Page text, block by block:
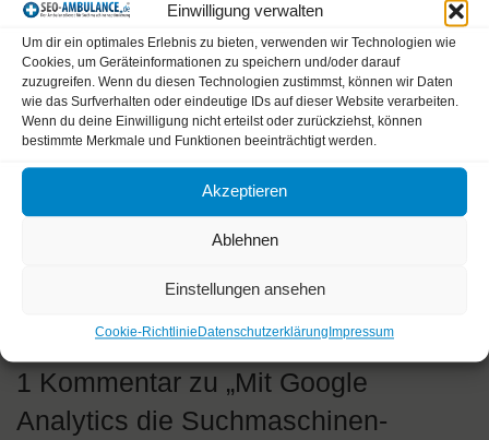
Einwilligung verwalten
Um dir ein optimales Erlebnis zu bieten, verwenden wir Technologien wie
Cookies, um Geräteinformationen zu speichern und/oder darauf
zuzugreifen. Wenn du diesen Technologien zustimmst, können wir Daten
wie das Surfverhalten oder eindeutige IDs auf dieser Website verarbeiten.
Wenn du deine Einwilligung nicht erteilst oder zurückziehst, können
bestimmte Merkmale und Funktionen beeinträchtigt werden.
Akzeptieren
Ablehnen
Einstellungen ansehen
Cookie-Richtlinie Datenschutzerklärung Impressum
AdWords und AdSense. Deshalb geht Google
Analytics deutlich in seinen Möglichkeiten über andere
Traffic-Tracking-Tools hinaus. Wer Traffic-Analyse und
Suchmaschinen-Optimierungs-Monitoring gut
miteinander verbinden will, der ist mit diesem Analyse-
Tool gut ausgestattet.
Kategorien
SEO Blog
FAQ-Webseiten und Suchmaschinen-Optimierung
Die laufende Arbeit der Suchmaschinen-Optimierung
1 Kommentar zu „Mit Google
Analytics die Suchmaschinen-